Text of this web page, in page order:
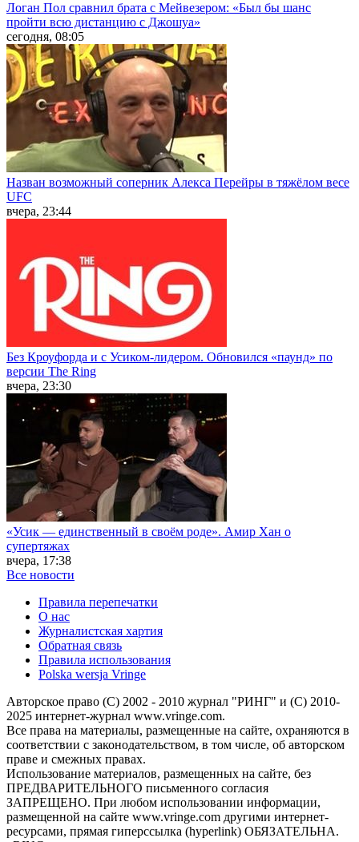
Логан Пол сравнил брата с Мейвезером: «Был бы шанс
пройти всю дистанцию с Джошуа»
сегодня, 08:05
Назван возможный соперник Алекса Перейры в тяжёлом весе
UFC
вчера, 23:44
Без Кроуфорда и с Усиком-лидером. Обновился «паунд» по
версии The Ring
вчера, 23:30
«Усик — единственный в своём роде». Амир Хан о
супертяжах
вчера, 17:38
Все новости
Правила перепечатки
О нас
Журналистская хартия
Обратная связь
Правила использования
Polska wersja Vringe
Авторское право (С) 2002 - 2010 журнал "РИНГ" и (С) 2010-
2025 интернет-журнал www.vringe.com.
Все права на материалы, размещенные на сайте, охраняются в
соответствии с законодательством, в том числе, об авторском
праве и смежных правах.
Использование материалов, размещенных на сайте, без
ПРЕДВАРИТЕЛЬНОГО письменного согласия
ЗАПРЕЩЕНО. При любом использовании информации,
размещенной на сайте www.vringe.com другими интернет-
ресурсами, прямая гиперссылка (hyperlink) ОБЯЗАТЕЛЬНА.